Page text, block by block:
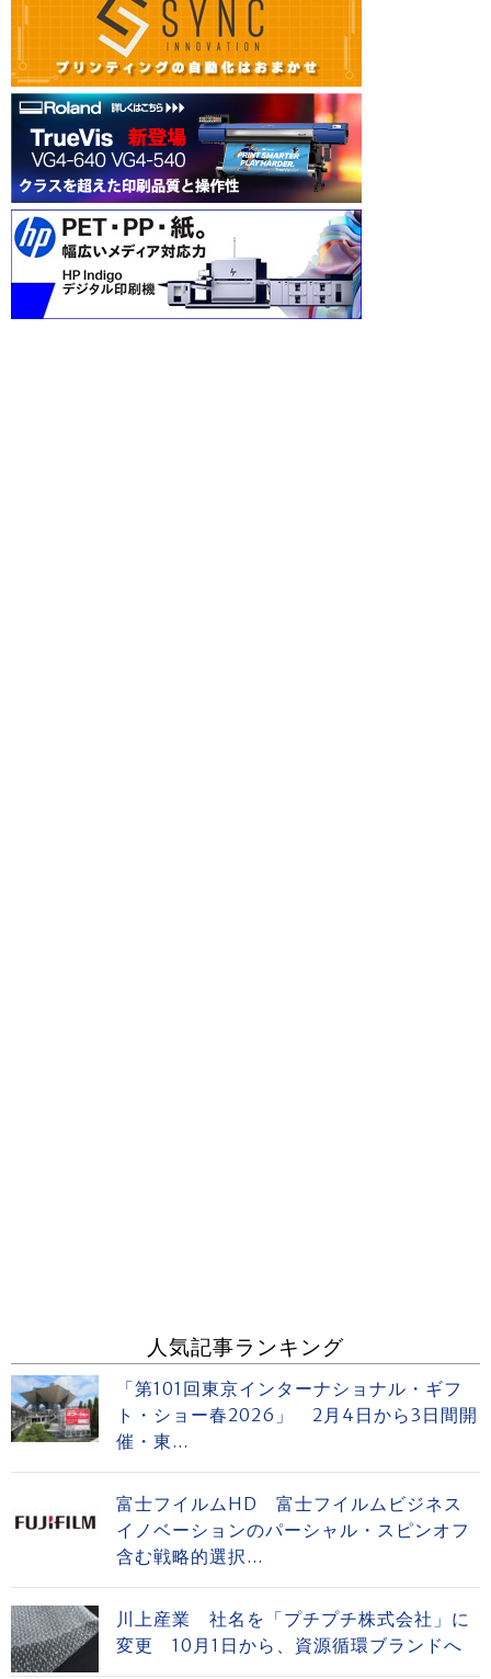
人気記事ランキング
「第101回東京インターナショナル・ギフ
ト・ショー春2026」 2月4日から3日間開
催・東...
富士フイルムHD 富士フイルムビジネス
イノベーションのパーシャル・スピンオフ
含む戦略的選択...
川上産業 社名を「プチプチ株式会社」に
変更 10月1日から、資源循環ブランドへ